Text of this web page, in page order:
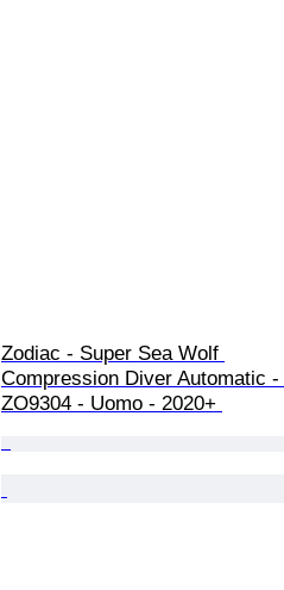
Zodiac - Super Sea Wolf
Compression Diver Automatic -
ZO9304 - Uomo - 2020+